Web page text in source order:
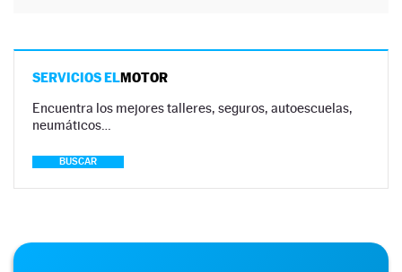
SERVICIOS ELMOTOR
Encuentra los mejores talleres, seguros, autoescuelas,
neumáticos…
BUSCAR